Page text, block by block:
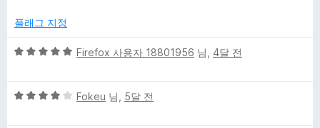
에
점
플래그 지정
5
점
Firefox 사용자 18801956 님, 4달 전
5
Fokeu 님, 5달 전